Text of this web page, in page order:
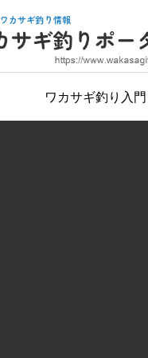
ワカサギ釣り入門